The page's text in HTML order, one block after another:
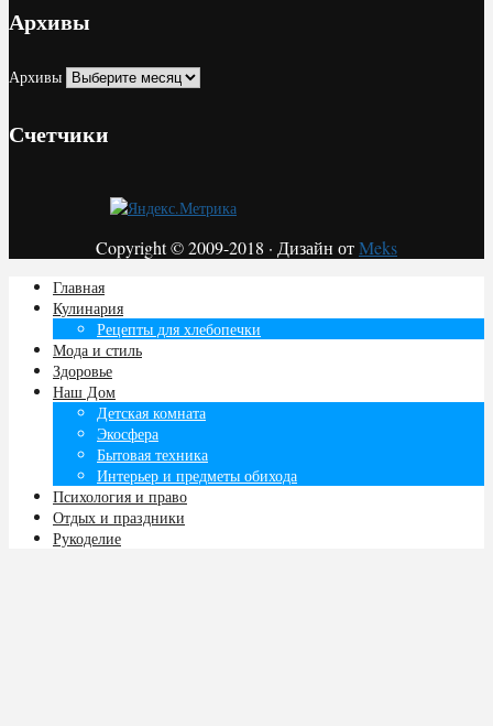
Архивы
Архивы
Счетчики
Copyright © 2009-2018 · Дизайн отMeks
Главная
Кулинария
Рецепты для хлебопечки
Мода и стиль
Здоровье
Наш Дом
Детская комната
Экосфера
Бытовая техника
Интерьер и предметы обихода
Психология и право
Отдых и праздники
Рукоделие